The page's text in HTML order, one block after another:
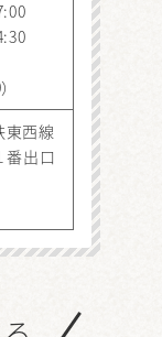
東西線
番出口